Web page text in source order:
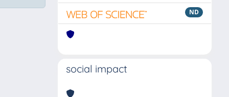
ND
social impact